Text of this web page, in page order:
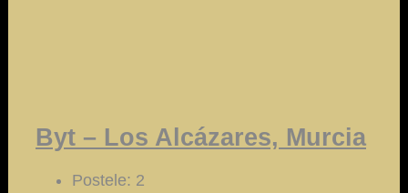
Byt – Los Alcázares, Murcia
Postele: 2